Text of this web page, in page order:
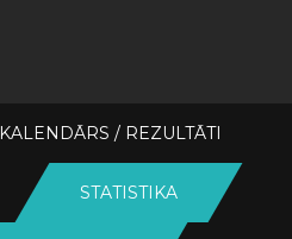
KALENDĀRS / REZULTĀTI
STATISTIKA